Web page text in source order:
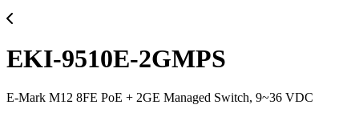
EKI-9510E-2GMPS
E-Mark M12 8FE PoE + 2GE Managed Switch, 9~36 VDC